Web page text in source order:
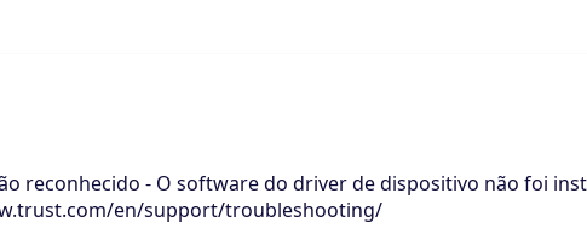
reconhecido - O software do driver de dispositivo não foi
en/support/troubleshooting/